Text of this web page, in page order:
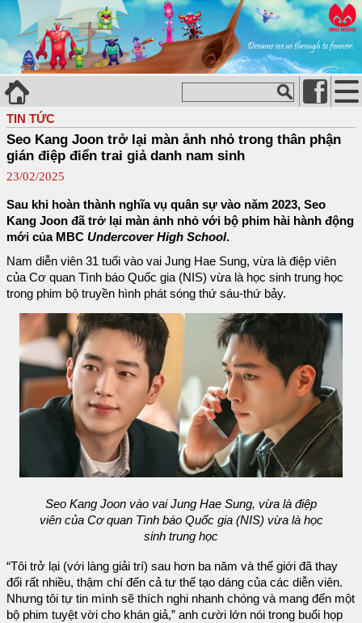
TIN TỨC
Seo Kang Joon trở lại màn ảnh nhỏ trong thân phận
gián điệp điển trai giả danh nam sinh
23/02/2025
Sau khi hoàn thành nghĩa vụ quân sự vào năm 2023, Seo
Kang Joon đã trở lại màn ảnh nhỏ với bộ phim hài hành động
mới của MBC Undercover High School.
Nam diễn viên 31 tuổi vào vai Jung Hae Sung, vừa là điệp viên
của Cơ quan Tình báo Quốc gia (NIS) vừa là học sinh trung học
trong phim bộ truyền hình phát sóng thứ sáu-thứ bảy.
Seo Kang Joon vào vai Jung Hae Sung, vừa là điệp
viên của Cơ quan Tình báo Quốc gia (NIS) vừa là học
sinh trung học
“Tôi trở lại (với làng giải trí) sau hơn ba năm và thế giới đã thay
đổi rất nhiều, thậm chí đến cả tư thế tạo dáng của các diễn viên.
Nhưng tôi tự tin mình sẽ thích nghi nhanh chóng và mang đến một
bộ phim tuyệt vời cho khán giả,” anh cười lớn nói trong buổi họp